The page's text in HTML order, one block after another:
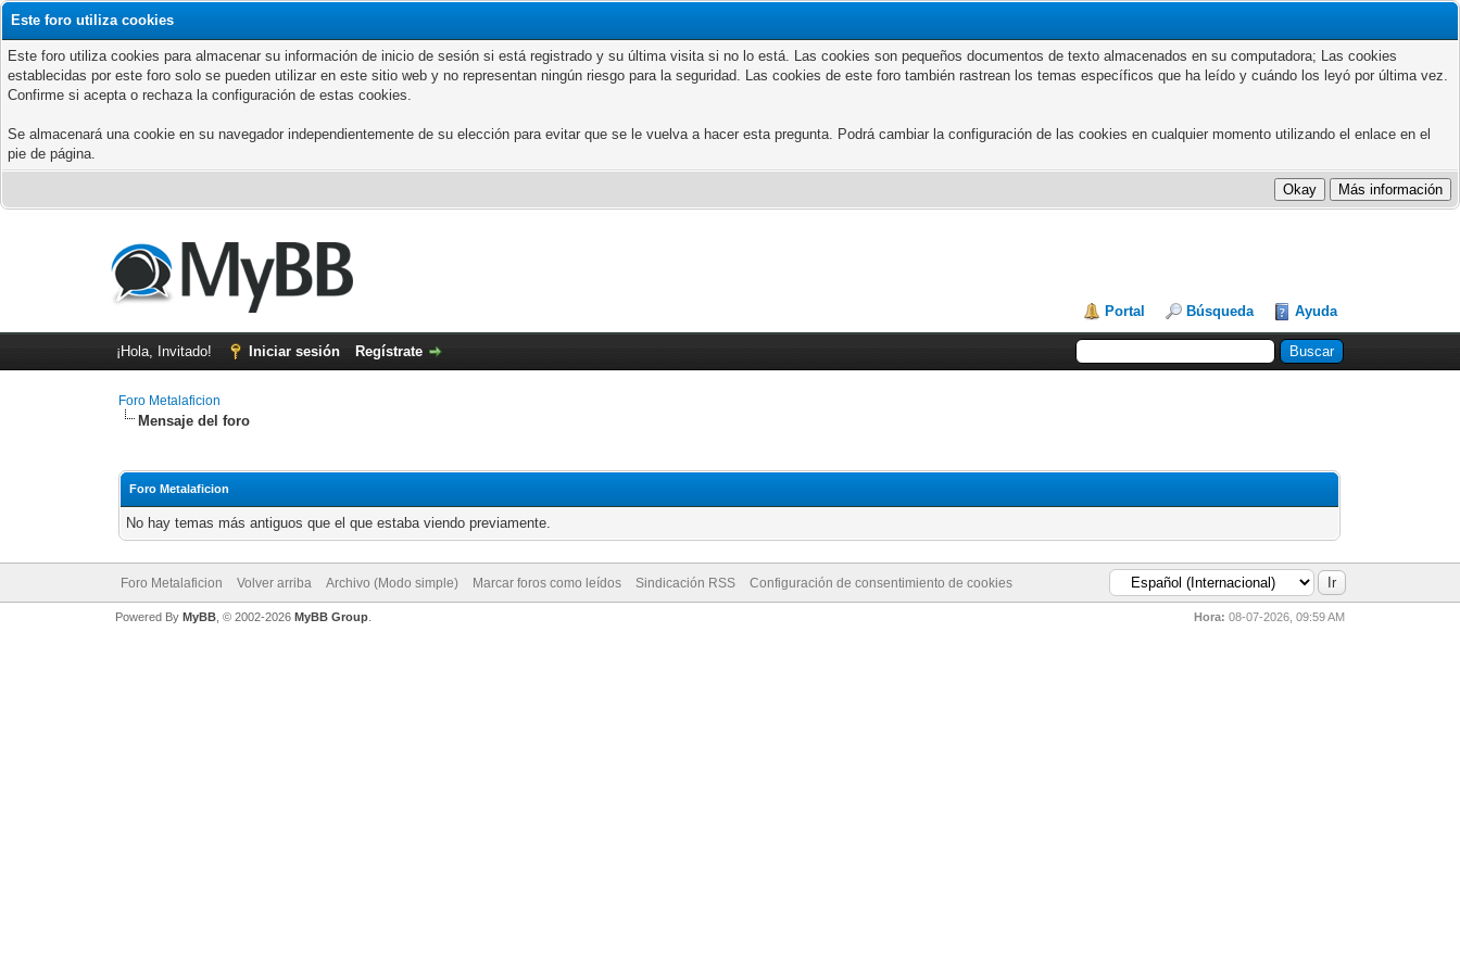
Este foro utiliza cookies
Este foro utiliza cookies para almacenar su información de inicio de sesión si está registrado y su última visita si no lo está. Las cookies son pequeños documentos de texto almacenados en su computadora; Las cookies
establecidas por este foro solo se pueden utilizar en este sitio web y no representan ningún riesgo para la seguridad. Las cookies de este foro también rastrean los temas específicos que ha leído y cuándo los leyó por última vez.
Confirme si acepta o rechaza la configuración de estas cookies.
Se almacenará una cookie en su navegador independientemente de su elección para evitar que se le vuelva a hacer esta pregunta. Podrá cambiar la configuración de las cookies en cualquier momento utilizando el enlace en el
pie de página.
Portal Búsqueda Ayuda
¡Hola, Invitado! Iniciar sesión Regístrate
Foro Metalaficion
Mensaje del foro
Foro Metalaficion
No hay temas más antiguos que el que estaba viendo previamente.
Foro Metalaficion Volver arriba Archivo (Modo simple) Marcar foros como leídos Sindicación RSS Configuración de consentimiento de cookies
Hora: 08-07-2026, 09:59 AM
Powered By MyBB, © 2002-2026 MyBB Group.